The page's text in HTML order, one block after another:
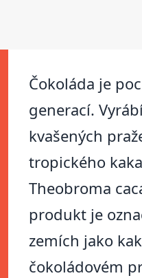
Čokoláda je
generací.
kvašených
tropického
Theobroma
produkt je
zemích jako
čokoládovém